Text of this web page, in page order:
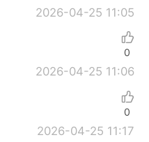
2026-04-25 11:05
2026-04-25 11:06
0
2026-04-25 11:17
0